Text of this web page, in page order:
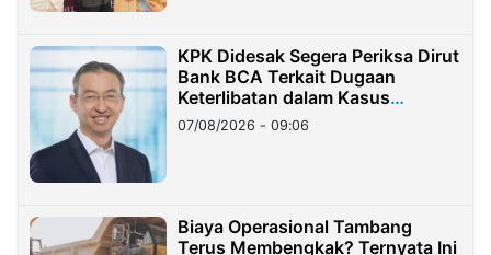
KPK Didesak Segera Periksa Dirut
Bank BCA Terkait Dugaan
Keterlibatan dalam Kasus
Hilangnya Dana Nasabah Rp2,58
Miliar
07/08/2026 - 09:06
Biaya Operasional Tambang
Terus Membengkak? Ternyata Ini